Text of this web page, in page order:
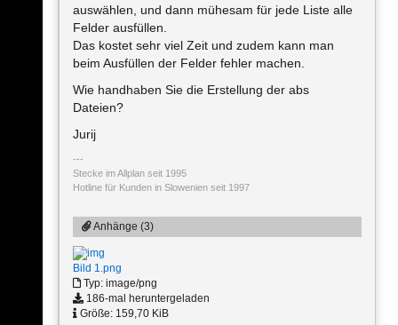
auswählen, und dann mühesam für jede Liste alle
Felder ausfüllen.
Das kostet sehr viel Zeit und zudem kann man
beim Ausfüllen der Felder fehler machen.
Wie handhaben Sie die Erstellung der abs
Dateien?
Jurij
Stecke im Allplan seit 1995
Hotline für Kunden in Slowenien seit 1997
Anhänge (3)
Bild 1.png
Typ: image/png
186-mal heruntergeladen
Größe: 159,70 KiB